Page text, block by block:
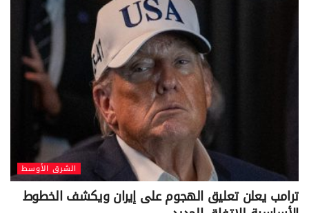
الشرق الأوسط
ترامب يعلن تعليق الهجوم على إيران ويكشف الخطوط